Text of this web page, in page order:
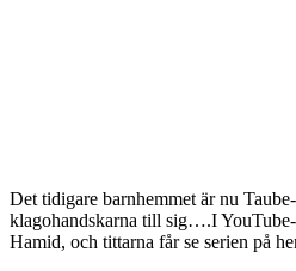
Det tidigare barnhemmet är nu
klagohandskarna till sig….I YouTube-
Hamid, och tittarna får se serien på